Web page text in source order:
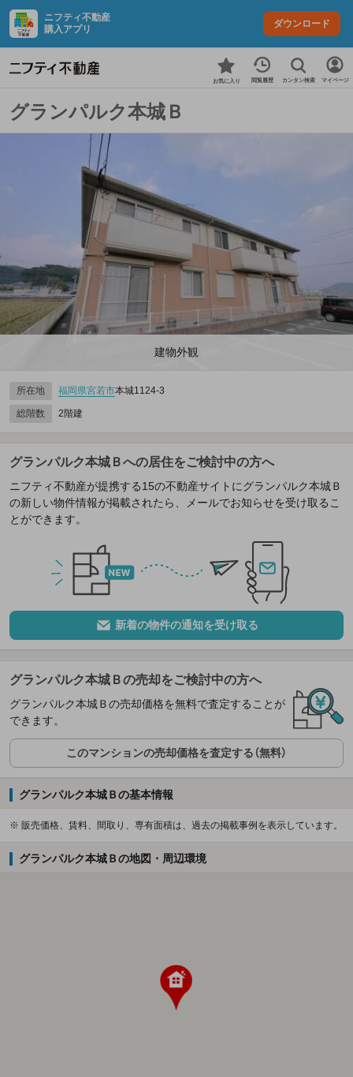
ニフティ不動産
購入アプリ
ダウンロード
お気に入り 閲覧履歴 カンタン検索 マイページ
グランパルク本城Ｂ
建物外観
所在地 福岡県宮若市本城1124‐3
総階数 2階建
グランパルク本城Ｂへの居住をご検討中の方へ
ニフティ不動産が提携する15の不動産サイトにグランパルク本城Ｂ
の新しい物件情報が掲載されたら、メールでお知らせを受け取るこ
とができます。
新着の物件の通知を受け取る
グランパルク本城Ｂの売却をご検討中の方へ
グランパルク本城Ｂの売却価格を無料で査定することが
できます。
このマンションの売却価格を査定する（無料）
グランパルク本城Ｂの基本情報
※ 販売価格、賃料、間取り、専有面積は、過去の掲載事例を表示しています。
グランパルク本城Ｂの地図・周辺環境